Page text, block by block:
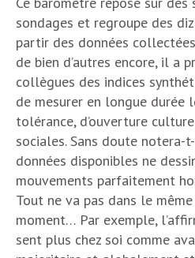
sondages et regroupe des
partir des données
de bien d’autres encore, il a
collègues des indices
de mesurer en longue durée
tolérance, d’ouverture
sociales. Sans doute notera-
données disponibles ne
mouvements parfaitement
Tout ne va pas dans le
moment… Par exemple,
sent plus chez soi comme